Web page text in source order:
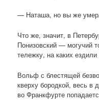
— Наташа, но вы же
Что же, значит, в
Понизовский — могучий
тележку, на каких
Вольф с блестящей
кверху бородкой, весь
во Франкфурте